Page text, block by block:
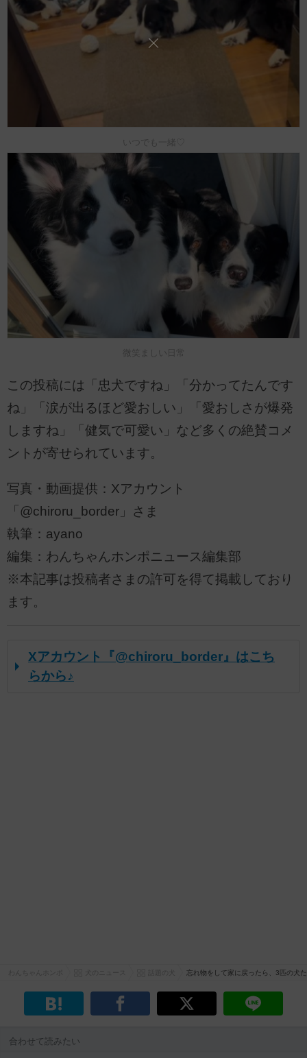
いつでも一緒♡
微笑ましい日常
この投稿には「忠犬ですね」「分かってたんです
ね」「涙が出るほど愛おしい」「愛おしさが爆発
しますね」「健気で可愛い」など多くの絶賛コメ
ントが寄せられています。
写真・動画提供：Xアカウント
「@chiroru_border」さま
執筆：ayano
編集：わんちゃんホンポニュース編集部
※本記事は投稿者さまの許可を得て掲載しており
ます。
Xアカウント『@chiroru_border』はこち
らから♪
忘れ物をして家に戻ったら、3匹の犬
合わせて読みたい